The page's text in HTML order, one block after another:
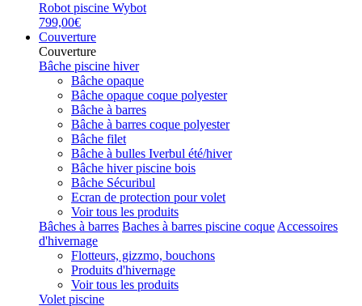
Robot piscine Wybot
799,00€
Couverture
Couverture
Bâche piscine hiver
Bâche opaque
Bâche opaque coque polyester
Bâche à barres
Bâche à barres coque polyester
Bâche filet
Bâche à bulles Iverbul été/hiver
Bâche hiver piscine bois
Bâche Sécuribul
Ecran de protection pour volet
Voir tous les produits
Bâches à barres Baches à barres piscine coque Accessoires
d'hivernage
Flotteurs, gizzmo, bouchons
Produits d'hivernage
Voir tous les produits
Volet piscine